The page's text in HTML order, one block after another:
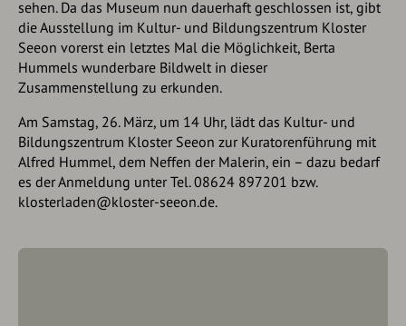
sehen. Da das Museum nun dauerhaft geschlossen ist, gibt
die Ausstellung im Kultur- und Bildungszentrum Kloster
Seeon vorerst ein letztes Mal die Möglichkeit, Berta
Hummels wunderbare Bildwelt in dieser
Zusammenstellung zu erkunden.
Am Samstag, 26. März, um 14 Uhr, lädt das Kultur- und
Bildungszentrum Kloster Seeon zur Kuratorenführung mit
Alfred Hummel, dem Neffen der Malerin, ein – dazu bedarf
es der Anmeldung unter Tel. 08624 897201 bzw.
klosterladen@kloster-seeon.de.